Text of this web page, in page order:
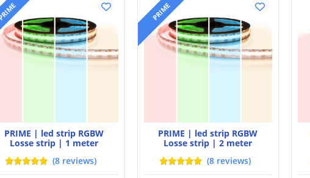
PRIME | led strip RGBW
Losse strip | 1 meter
(8 reviews)
PRIME
PRIME | led strip RGBW
Losse strip | 2 meter
(8 reviews)